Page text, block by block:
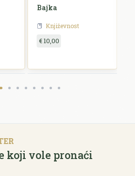
Bajka
Književnost
€ 10,00
koji vole pronaći